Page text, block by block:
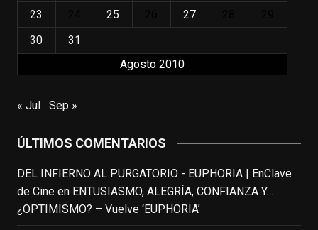
familias, el carroza cachondo mental con el
que los adolescentes desearíamos tomar
nuestras primeras cañas". Así despedíamos
a Robin Williams en agosto de 2014, tras su
trágica muerte. Hoy el actor
en#ElClubdelosPoetasMuertos
#ElIndomableWillHunting
e...See More
IN MEMORIAM ROBIN WILLIAMS
(1951-2014)
enclavedecine.com
Puede que sus últimos años no hiciesen
Agosto 2010
23
25 27
30
31
« Jul Sep »
ÚLTIMOS COMENTARIOS
DEL INFIERNO AL PURGATORIO - EUPHORIA | EnClave
de Cineen ENTUSIASMO, ALEGRÍA, CONFIANZA Y…
¿OPTIMISMO? – Vuelve ‘EUPHORIA’